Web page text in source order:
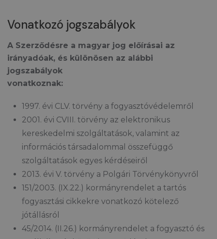
Vonatkozó jogszabályok
A Szerződésre a magyar jog előírásai az
irányadóak, és különösen az alábbi
jogszabályok
vonatkoznak:
1997. évi CLV. törvény a fogyasztóvédelemről
2001. évi CVIII. törvény az elektronikus
kereskedelmi szolgáltatások, valamint az
információs társadalommal összefüggő
szolgáltatások egyes kérdéseiről
2013. évi V. törvény a Polgári Törvénykönyvről
151/2003. (IX.22.) kormányrendelet a tartós
fogyasztási cikkekre vonatkozó kötelező
jótállásról
45/2014. (II.26.) kormányrendelet a fogyasztó és